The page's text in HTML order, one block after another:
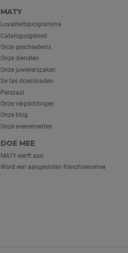
MATY
Loyaliteitsprogramma
Catalogusgebied
Onze geschiedenis
Onze diensten
Onze juwelierszaken
De tas downloaden
Perszaal
Onze verplichtingen
Onze blog
Onze evenementen
DOE MEE
MATY werft aan
Word een aangesloten franchisenemer